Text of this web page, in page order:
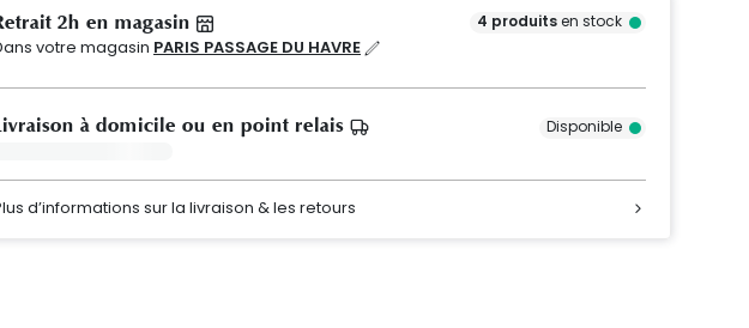
2h en magasin 4 produitsen stock
votre magasin PARIS PASSAGE DU HAVRE
à domicile ou en point relais Disponible
d’informations sur la livraison & les retours